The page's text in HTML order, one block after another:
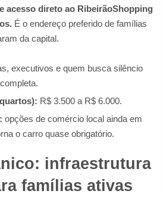
acesso direto ao RibeirãoShopping
É o endereço preferido de famílias
da capital.
executivos e quem busca silêncio
R$ 3.500 a R$ 6.000.
opções de comércio local ainda em
o carro quase obrigatório.
infraestrutura
famílias ativas